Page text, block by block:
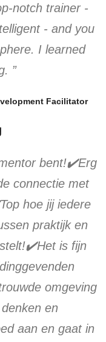
notch trainer -
- and you
I learned
”
Facilitator
bent!✔️Erg
connectie met
hoe jij iedere
praktijk en
is fijn
omgeving
en
aan en gaat in